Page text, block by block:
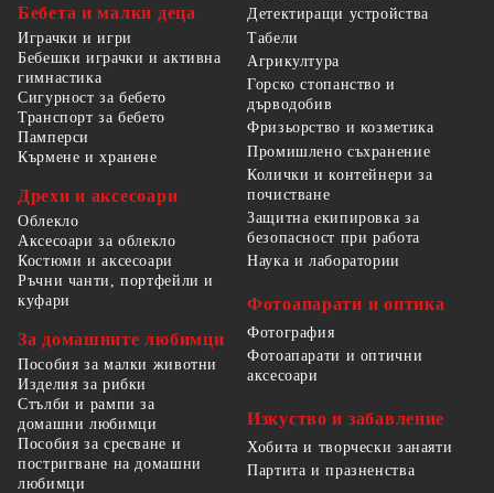
Бебета и малки деца
Играчки и игри
Бебешки играчки и активна
гимнастика
Сигурност за бебето
Транспорт за бебето
Памперси
Кърмене и хранене
Дрехи и аксесоари
Облекло
Аксесоари за облекло
Костюми и аксесоари
Ръчни чанти, портфейли и
куфари
За домашните любимци
Пособия за малки животни
Изделия за рибки
Стълби и рампи за
домашни любимци
Пособия за сресване и
постригване на домашни
любимци
Детектиращи устройства
Табели
Агрикултура
Горско стопанство и
дърводобив
Фризьорство и козметика
Промишлено съхранение
Колички и контейнери за
почистване
Защитна екипировка за
безопасност при работа
Наука и лаборатории
Фотоапарати и оптика
Фотография
Фотоапарати и оптични
аксесоари
Изкуство и забавление
Хобита и творчески занаяти
Партита и празненства